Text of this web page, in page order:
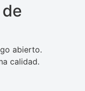
abierto.
calidad.